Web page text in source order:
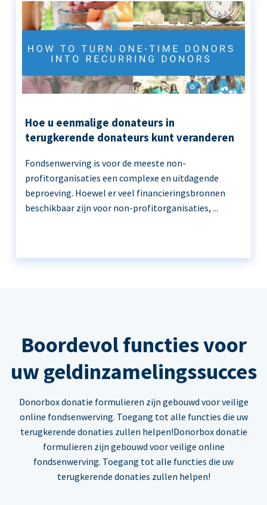
Hoe u eenmalige donateurs in
terugkerende donateurs kunt veranderen
Fondsenwerving is voor de meeste non-
profitorganisaties een complexe en uitdagende
beproeving. Hoewel er veel financieringsbronnen
beschikbaar zijn voor non-profitorganisaties, ...
Boordevol functies voor
uw geldinzamelingssucces
Donorbox donatie formulieren zijn gebouwd voor veilige
online fondsenwerving. Toegang tot alle functies die uw
terugkerende donaties zullen helpen!Donorbox donatie
formulieren zijn gebouwd voor veilige online
fondsenwerving. Toegang tot alle functies die uw
terugkerende donaties zullen helpen!